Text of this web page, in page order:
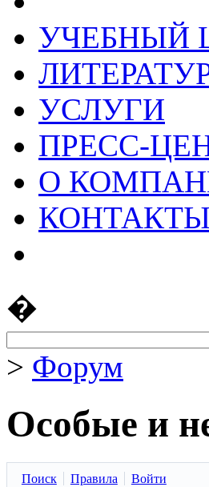
УЧЕБНЫЙ
УСЛУГИ
ПРЕСС-
О
КОНТАКТЫ
�
> Форум
Особые и
Поиск Правила Войти